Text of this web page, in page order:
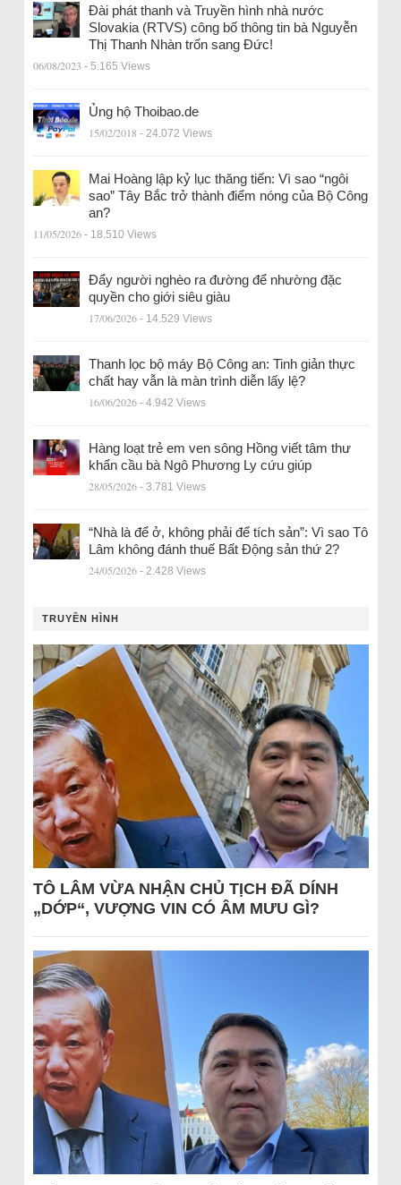
Đài phát thanh và Truyền hình nhà nước
Slovakia (RTVS) công bố thông tin bà Nguyễn
Thị Thanh Nhàn trốn sang Đức!
06/08/2023 - 5.165 Views
Ủng hộ Thoibao.de
15/02/2018 - 24.072 Views
Mai Hoàng lập kỷ lục thăng tiến: Vì sao “ngôi
sao” Tây Bắc trở thành điểm nóng của Bộ Công
an?
11/05/2026 - 18.510 Views
Đẩy người nghèo ra đường để nhường đặc
quyền cho giới siêu giàu
17/06/2026 - 14.529 Views
Thanh lọc bộ máy Bộ Công an: Tinh giản thực
chất hay vẫn là màn trình diễn lấy lệ?
16/06/2026 - 4.942 Views
Hàng loạt trẻ em ven sông Hồng viết tâm thư
khẩn cầu bà Ngô Phương Ly cứu giúp
28/05/2026 - 3.781 Views
“Nhà là để ở, không phải để tích sản”: Vì sao Tô
Lâm không đánh thuế Bất Động sản thứ 2?
24/05/2026 - 2.428 Views
TRUYỀN HÌNH
TÔ LÂM VỪA NHẬN CHỦ TỊCH ĐÃ DÍNH
„DỚP“, VƯỢNG VIN CÓ ÂM MƯU GÌ?